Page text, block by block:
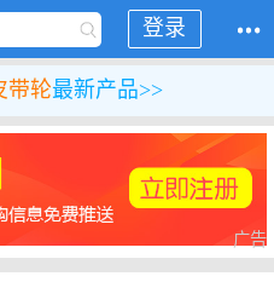
登录
带轮最新产品>>
广告